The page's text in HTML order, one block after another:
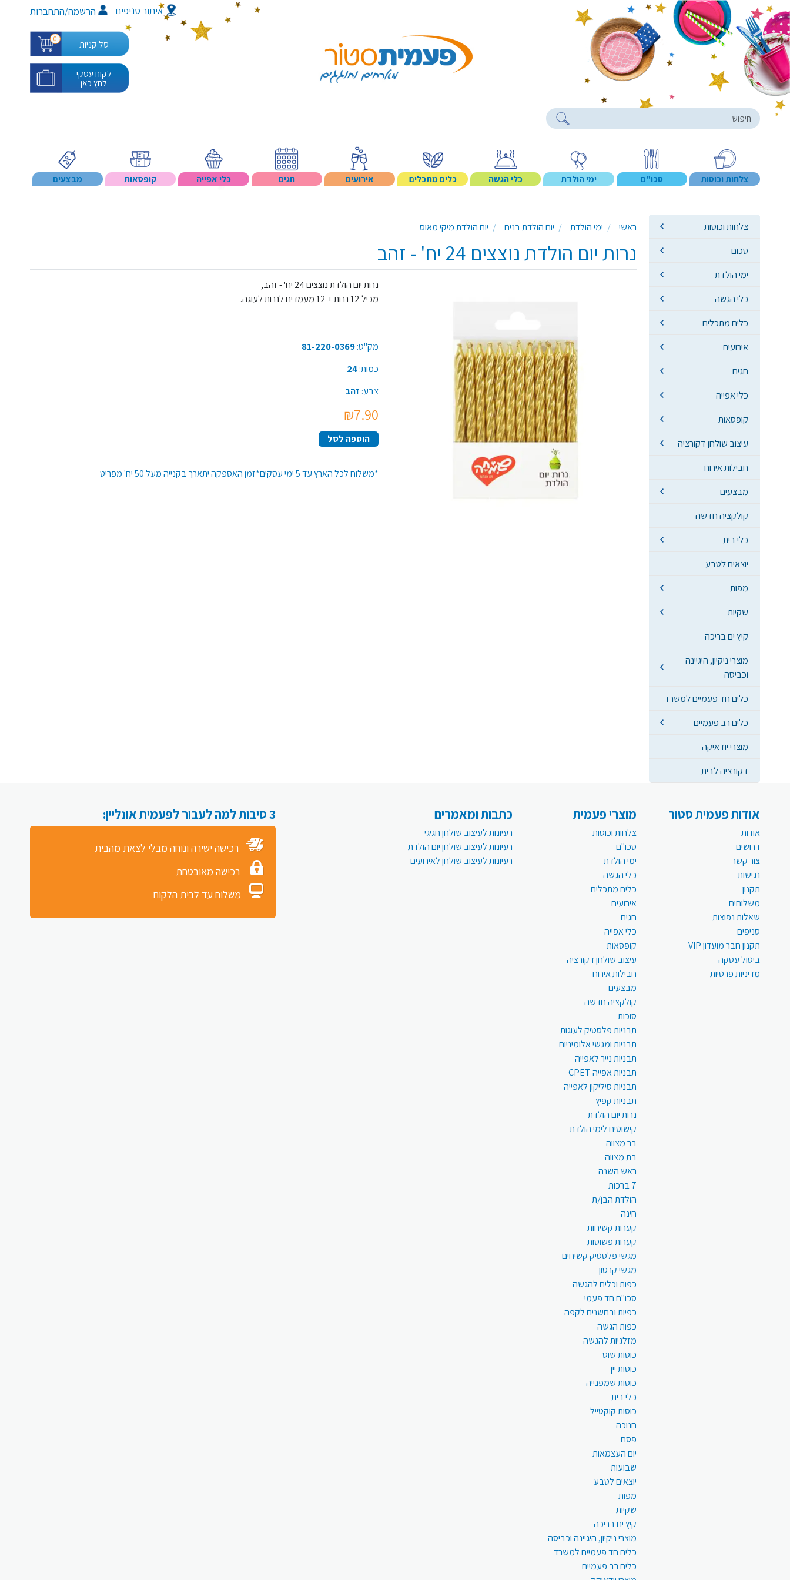
איתור סניפים הרשמה/התחברות
סל קניות 0
לקוח עסקי
לחץ כאן
Search products
צלחות וכוסות סכו"ם ימי הולדת כלי הגשה כלים מתכלים אירועים חגים כלי אפייה קופסאות מבצעים
צלחות וכוסות
סכום
ימי הולדת
כלי הגשה
כלים מתכלים
אירועים
חגים
כלי אפייה
קופסאות
עיצוב שולחן דקורציה
חבילות אירוח
מבצעים
קולקציה חדשה
כלי בית
יוצאים לטבע
מפות
שקיות
קיץ ים בריכה
מוצרי ניקיון, היגיינה
וכביסה
כלים חד פעמיים למשרד
כלים רב פעמיים
מוצרי יודאיקה
דקורציה לבית
ראשי ימי הולדת יום הולדת בנים יום הולדת מיקי מאוס
נרות יום הולדת נוצצים 24 יח' - זהב
נרות יום הולדת נוצצים 24 יח' - זהב,
מכיל 12 נרות + 12 מעמדים לנרות לעוגה.
מק"ט:81-220-0369
כמות:24
צבע: זהב
₪7.90
הוספה לסל
*משלוח לכל הארץ עד 5 ימי עסקים*זמן האספקה יתארך בקנייה מעל 50 יח' מפריט
אודות פעמית סטור
אודות
דרושים
צור קשר
נגישות
תקנון
משלוחים
שאלות נפוצות
סניפים
תקנון חבר מועדון VIP
ביטול עסקה
מדיניות פרטיות
מוצרי פעמית
צלחות וכוסות
סכו"ם
ימי הולדת
כלי הגשה
כלים מתכלים
אירועים
חגים
כלי אפייה
קופסאות
עיצוב שולחן דקורציה
חבילות אירוח
מבצעים
קולקציה חדשה
סוכות
תבניות פלסטיק לעוגות
תבניות ומגשי אלומיניום
תבניות נייר לאפייה
תבניות אפייה CPET
תבניות סיליקון לאפייה
תבניות קפיץ
נרות יום הולדת
קישוטים לימי הולדת
בר מצווה
בת מצווה
ראש השנה
7 ברכות
הולדת הבן/ת
חינה
קערות קשיחות
קערות פשוטות
מגשי פלסטיק קשיחים
מגשי קרטון
כפות וכלים להגשה
סכו"ם חד פעמי
כפיות ובחשנים לקפה
כפות הגשה
מזלגיות להגשה
כוסות שוט
כוסות יין
כוסות שמפנייה
כלי בית
כוסות קוקטייל
חנוכה
פסח
יום העצמאות
שבועות
יוצאים לטבע
מפות
שקיות
קיץ ים בריכה
מוצרי ניקיון, היגיינה וכביסה
כלים חד פעמיים למשרד
כלים רב פעמיים
כתבות ומאמרים
רעיונות לעיצוב שולחן חגיגי
רעיונות לעיצוב שולחן יום הולדת
רעיונות לעיצוב שולחן לאירועים
3 סיבות למה לעבור לפעמית אונליין:
רכישה ישירה ונוחה מבלי לצאת מהבית
רכישה מאובטחת
משלוח עד לבית הלקוח